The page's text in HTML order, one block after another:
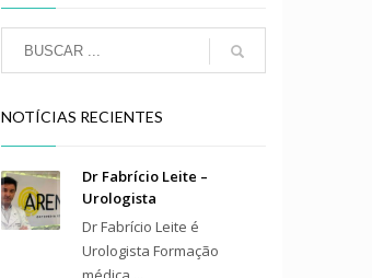
NOTÍCIAS RECIENTES
Dr Fabrício Leite –
Urologista
Dr Fabrício Leite é
Urologista Formação